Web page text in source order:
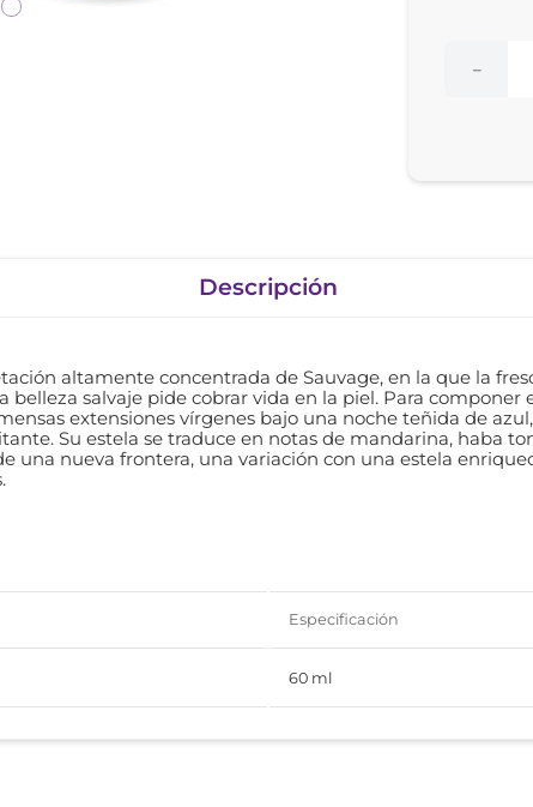
－
Descripción
altamente concentrada de Sauvage, en la que la
belleza salvaje pide cobrar vida en la piel. Para componer
extensiones vírgenes bajo una noche teñida de
Su estela se traduce en notas de mandarina, haba
una nueva frontera, una variación con una estela
Especificación
60 ml